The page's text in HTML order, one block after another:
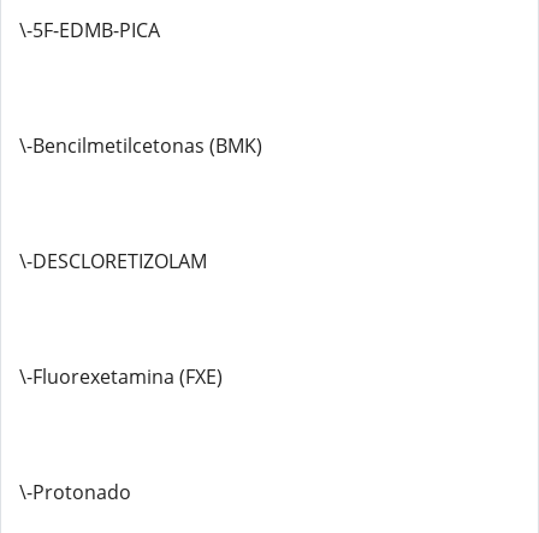
\-5F-EDMB-PICA
\-Bencilmetilcetonas (BMK)
\-DESCLORETIZOLAM
\-Fluorexetamina (FXE)
\-Protonado